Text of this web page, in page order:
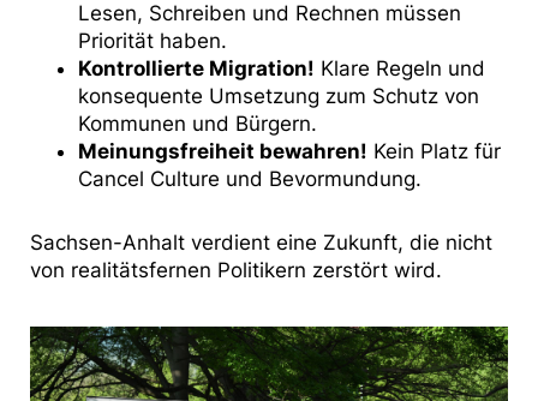
Lesen, Schreiben und Rechnen müssen
Priorität haben.
Kontrollierte Migration! Klare Regeln und
konsequente Umsetzung zum Schutz von
Kommunen und Bürgern.
Meinungsfreiheit bewahren! Kein Platz für
Cancel Culture und Bevormundung.
Sachsen-Anhalt verdient eine Zukunft, die nicht
von realitätsfernen Politikern zerstört wird.